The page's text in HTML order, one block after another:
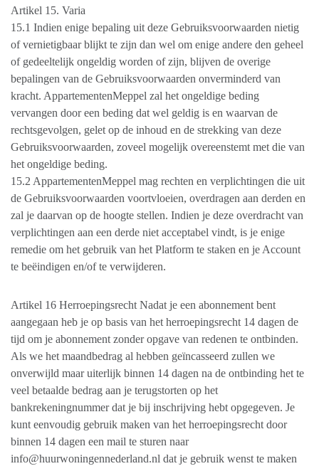
Artikel 15. Varia
15.1 Indien enige bepaling uit deze Gebruiksvoorwaarden nietig
of vernietigbaar blijkt te zijn dan wel om enige andere den geheel
of gedeeltelijk ongeldig worden of zijn, blijven de overige
bepalingen van de Gebruiksvoorwaarden onverminderd van
kracht. AppartementenMeppel zal het ongeldige beding
vervangen door een beding dat wel geldig is en waarvan de
rechtsgevolgen, gelet op de inhoud en de strekking van deze
Gebruiksvoorwaarden, zoveel mogelijk overeenstemt met die van
het ongeldige beding.
15.2 AppartementenMeppel mag rechten en verplichtingen die uit
de Gebruiksvoorwaarden voortvloeien, overdragen aan derden en
zal je daarvan op de hoogte stellen. Indien je deze overdracht van
verplichtingen aan een derde niet acceptabel vindt, is je enige
remedie om het gebruik van het Platform te staken en je Account
te beëindigen en/of te verwijderen.
Artikel 16 Herroepingsrecht Nadat je een abonnement bent
aangegaan heb je op basis van het herroepingsrecht 14 dagen de
tijd om je abonnement zonder opgave van redenen te ontbinden.
Als we het maandbedrag al hebben geïncasseerd zullen we
onverwijld maar uiterlijk binnen 14 dagen na de ontbinding het te
veel betaalde bedrag aan je terugstorten op het
bankrekeningnummer dat je bij inschrijving hebt opgegeven. Je
kunt eenvoudig gebruik maken van het herroepingsrecht door
binnen 14 dagen een mail te sturen naar
info@huurwoningennederland.nl dat je gebruik wenst te maken